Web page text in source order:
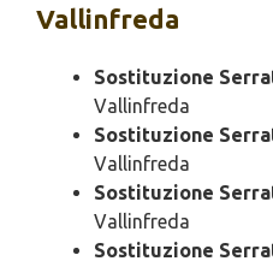
Vallinfreda
Sostituzione
Vallinfreda
Sostituzione
Vallinfreda
Sostituzione
Vallinfreda
Sostituzione